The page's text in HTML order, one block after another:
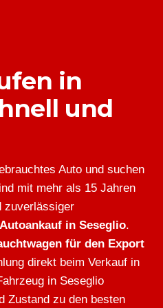
in
und
Auto und suchen
mit mehr als 15 Jahren
zuverlässiger
Autoankauf in Seseglio.
für den Export
direkt beim Verkauf in
in Seseglio
Zustand zu den besten